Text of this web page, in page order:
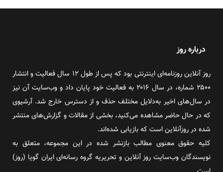
درباره روز
روز آنلاین روزنامه‌ای اینترنتی بود که پس از طول ۱۲ سال فعالیت و انتشار
۲۵۰۰ شماره، در سال ۲۰۱۶ به فعالیت خود پایان داد و وب‌سایت آن نیز
در سال‌های اخیر به‌دلایل مختلف حذف و از دسترس خارج شد. آرشیوی
که در حال حاضر مشاهده می‌کنید، بخشی از مقالات و گزارش‌های منتشر
شده در روزآنلاین است که بازیابی شده‌اند.
کلیه حقوق معنوی مطالب بازنشر شده در این مجموعه، متعلق به
نویسندگان وب‌سایت روز آنلاین و تحریریه گروه رسانه‌ای ایران گویا (روز)